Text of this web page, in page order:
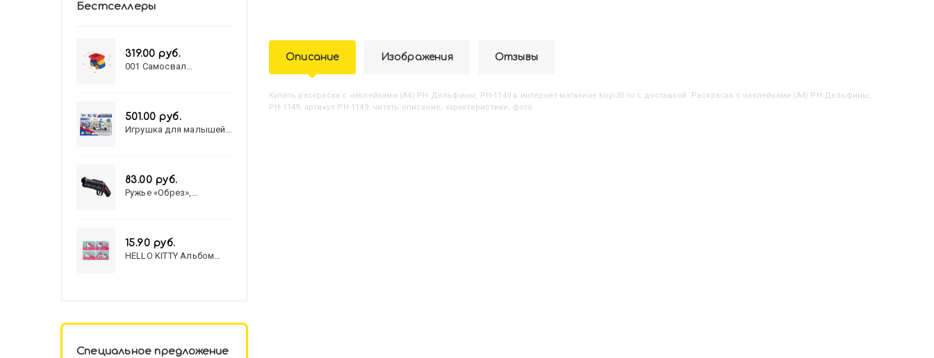
Описание Изображения Отзывы
Купить Раскраска с наклейками (А4) РН Дельфины, РН-1149 в интернет-магазине kupi35.ru с доставкой. Раскраска с наклейками (А4) РН Дельфины,
РН-1149, артикул РН-1149: читать описание, характеристики, фото
Бестселлеры
319.00 руб.
001 Самосвал
501.00 руб.
Игрушка для малышей
83.00 руб.
Ружье «Обрез»,
15.90 руб.
HELLO KITTY Альбом
Специальное предложение